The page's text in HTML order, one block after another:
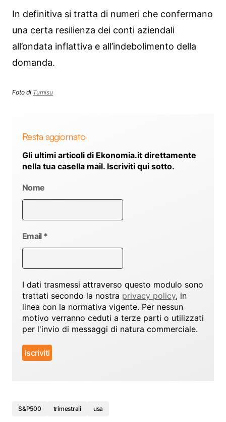
In definitiva si tratta di numeri che confermano
una certa resilienza dei conti aziendali
all’ondata inflattiva e all’indebolimento della
domanda.
Foto di Tumisu
Resta aggiornato
Gli ultimi articoli di Ekonomia.it direttamente
nella tua casella mail. Iscriviti qui sotto.
Nome
Email *
I dati trasmessi attraverso questo modulo sono
trattati secondo la nostra privacy policy, in
linea con la normativa vigente. Per nessun
motivo verranno ceduti a terze parti o utilizzati
per l'invio di messaggi di natura commerciale.
S&P500 trimestrali usa